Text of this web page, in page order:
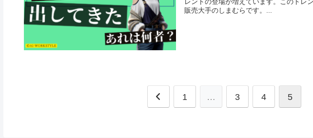
販売大手のしまむらです。...
前 1 … 3 4 5